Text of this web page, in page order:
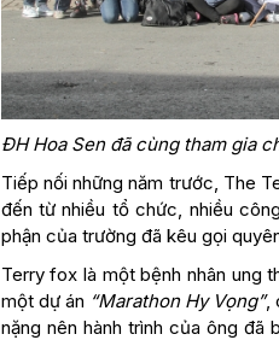
ĐH Hoa Sen đã cùng tham gia
Tiếp nối những năm trước, The
đến từ nhiều tổ chức, nhiều
phận của trường đã kêu gọi
Terry fox là một bệnh nhân ung
một dự án “Marathon Hy Vọng”,
nặng nên hành trình của ông